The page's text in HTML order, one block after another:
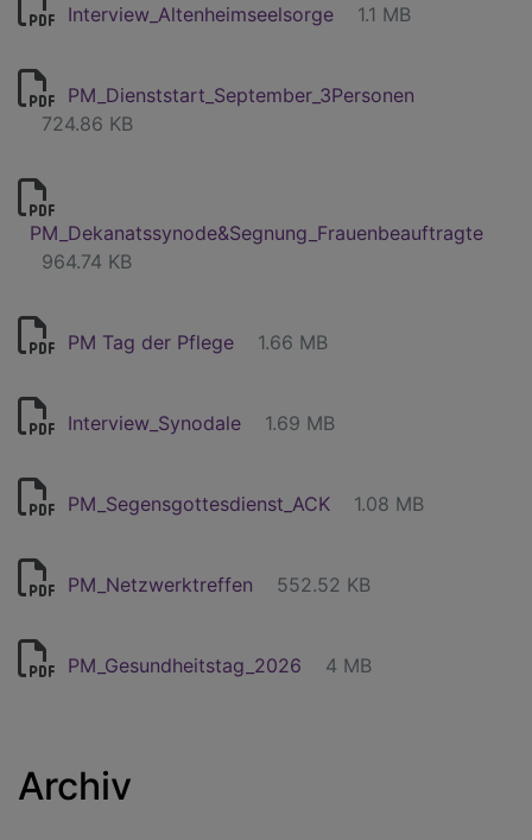
Interview_Altenheimseelsorge 1.1 MB
PM_Dienststart_September_3Personen
724.86 KB
PM_Dekanatssynode&Segnung_Frauenbeauftragte
964.74 KB
PM Tag der Pflege 1.66 MB
Interview_Synodale 1.69 MB
PM_Segensgottesdienst_ACK 1.08 MB
PM_Netzwerktreffen 552.52 KB
PM_Gesundheitstag_2026 4 MB
Archiv